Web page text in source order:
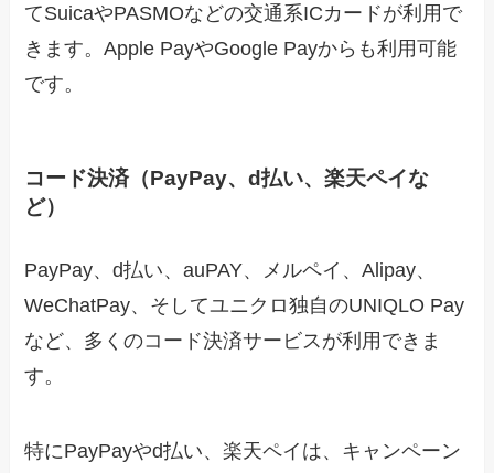
てSuicaやPASMOなどの交通系ICカードが利用で
きます。Apple PayやGoogle Payからも利用可能
です。
コード決済（PayPay、d払い、楽天ペイな
ど）
PayPay、d払い、auPAY、メルペイ、Alipay、
WeChatPay、そしてユニクロ独自のUNIQLO Pay
など、多くのコード決済サービスが利用できま
す。
特にPayPayやd払い、楽天ペイは、キャンペーン